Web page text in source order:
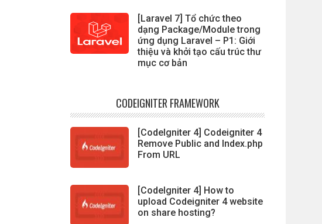
[Laravel 7] Tổ chức theo
dạng Package/Module trong
ứng dụng Laravel – P1: Giới
thiệu và khởi tạo cấu trúc thư
mục cơ bản
CODEIGNITER FRAMEWORK
[CodeIgniter 4] Codeigniter 4
Remove Public and Index.php
From URL
[CodeIgniter 4] How to
upload Codeigniter 4 website
on share hosting?